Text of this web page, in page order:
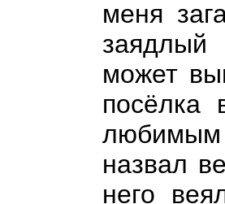
меня
может
посёлка
назвал
него